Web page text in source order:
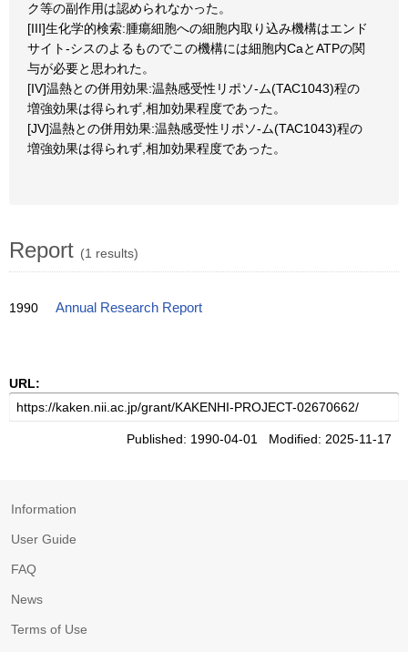
ク等の副作用は認められなかった。
[III]生化学的検索:腫瘍細胞への細胞内取り込み機構はエンド
サイト-シスのよるものでこの機構には細胞内CaとATPの関
与が必要と思われた。
[IV]温熱との併用効果:温熱感受性リポソ-ム(TAC1043)程の
増強効果は得られず,相加効果程度であった。
[JV]温熱との併用効果:温熱感受性リポソ-ム(TAC1043)程の
増強効果は得られず,相加効果程度であった。
Report (1 results)
1990 Annual Research Report
URL:
Published: 1990-04-01 Modified: 2025-11-17
Information
User Guide
FAQ
News
Terms of Use